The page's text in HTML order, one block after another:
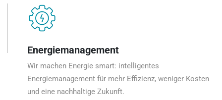
Energiemanagement
Wir machen Energie smart: intelligentes
Energiemanagement für mehr Effizienz, weniger Kosten
und eine nachhaltige Zukunft.